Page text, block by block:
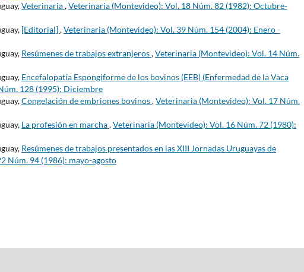
Veterinaria,Veterinaria (Montevideo): Vol. 18 Núm. 82 (1982): Octubre-
[Editorial],Veterinaria (Montevideo): Vol. 39 Núm. 154 (2004): Enero -
Resúmenes de trabajos extranjeros,Veterinaria (Montevideo): Vol. 14 Núm.
Encefalopatía Espongiforme de los bovinos (EEB) (Enfermedad de la Vaca
128 (1995): Diciembre
Congelación de embriones bovinos,Veterinaria (Montevideo): Vol. 17 Núm.
La profesión en marcha,Veterinaria (Montevideo): Vol. 16 Núm. 72 (1980):
Resúmenes de trabajos presentados en las XIII Jornadas Uruguayas de
Núm. 94 (1986): mayo-agosto